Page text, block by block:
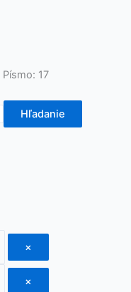
Písmo: 17
Hľadanie
×
×